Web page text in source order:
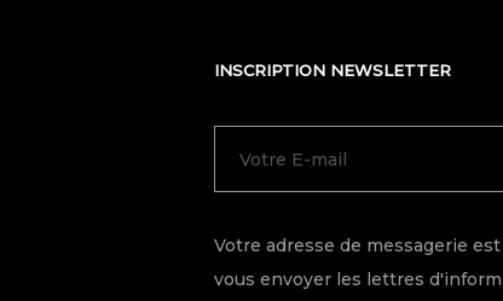
INSCRIPTION NEWSLETTER
Votre adresse de messagerie
vous envoyer les lettres